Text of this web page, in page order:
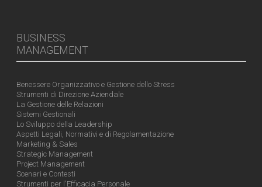
BUSINESS
MANAGEMENT
Benessere Organizzativo e Gestione dello Stress
Strumenti di Direzione Aziendale
La Gestione delle Relazioni
Sistemi Gestionali
Lo Sviluppo della Leadership
Aspetti Legali, Normativi e di Regolamentazione
Marketing & Sales
Strategic Management
Project Management
Scenari e Contesti
Strumenti per l'Efficacia Personale